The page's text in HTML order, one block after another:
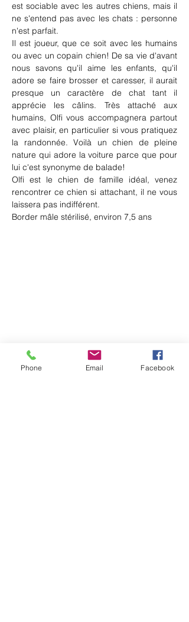
est sociable avec les autres chiens, mais il
ne s'entend pas avec les chats : personne
n'est parfait.
Il est joueur, que ce soit avec les humains
ou avec un copain chien! De sa vie d'avant
nous savons qu'il aime les enfants, qu'il
adore se faire brosser et caresser, il aurait
presque un caractère de chat tant il
apprécie les câlins. Très attaché aux
humains, Olfi vous accompagnera partout
avec plaisir, en particulier si vous pratiquez
la randonnée. Voilà un chien de pleine
nature qui adore la voiture parce que pour
lui c'est synonyme de balade!
Olfi est le chien de famille idéal, venez
rencontrer ce chien si attachant, il ne vous
laissera pas indifférent.
Border mâle stérilisé, environ 7,5 ans
Phone Email Facebook